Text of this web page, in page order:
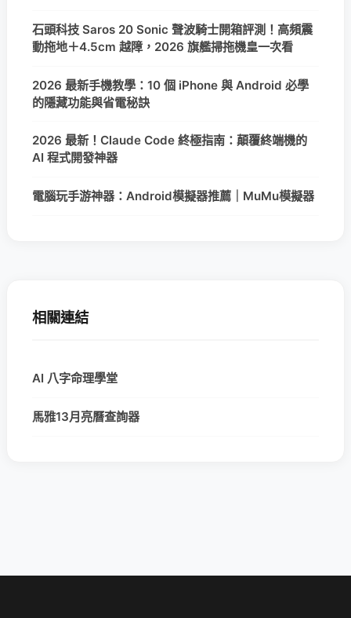
石頭科技 Saros 20 Sonic 聲波騎士開箱評測！高頻震
動拖地＋4.5cm 越障，2026 旗艦掃拖機皇一次看
2026 最新手機教學：10 個 iPhone 與 Android 必學
的隱藏功能與省電秘訣
2026 最新！Claude Code 終極指南：顛覆終端機的
AI 程式開發神器
電腦玩手游神器：Android模擬器推薦｜MuMu模擬器
相關連結
AI 八字命理學堂
馬雅13月亮曆查詢器